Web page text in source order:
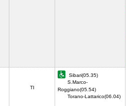
TI
Sibari(05.35)
S.Marco-
Roggiano(05.54)
Torano-Lattarico(06.04)